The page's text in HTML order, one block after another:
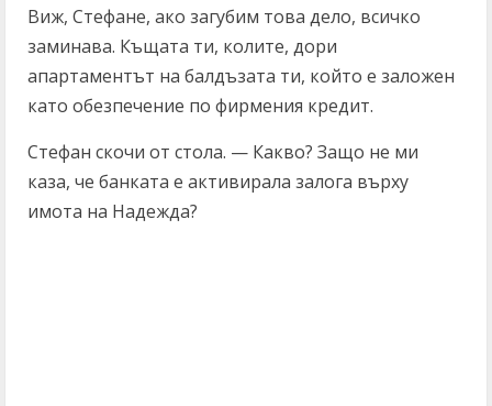
Виж, Стефане, ако загубим това дело, всичко
заминава. Къщата ти, колите, дори
апартаментът на балдъзата ти, който е заложен
като обезпечение по фирмения кредит.
Стефан скочи от стола. — Какво? Защо не ми
каза, че банката е активирала залога върху
имота на Надежда?